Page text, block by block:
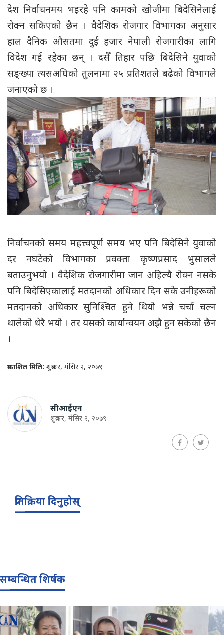
देश निर्वाचनमय भइरहे पनि कामको खोजीमा बिदेसिनेलाई
रोक्न सकिएको छैन । वैदेशिक रोजगार विभागका अनुसार
हाल दैनिक औसतमा दुई हजार नेपाली रोजगारीका लागि
विदेश गई रहेका छन् । दसैँ तिहार पछि बिदेसिने युवाको
सङ्ख्या त्यसअघिको तुलनामा २५ प्रतिशतले बढेको विभागले
जनाएको छ ।
निर्वाचनको समय महत्त्वपूर्ण समय भए पनि बिदेसिने युवाको
दर नघटेको विभागका प्रवक्ता कृष्णप्रसाद भुसालले
बताउनुभयो । वैदेशिक रोजगारीमा जान अहिल्यै रोक्न नसके
पनि बिदेसिएकालाई मतदानको अधिकार दिन सके उनीहरूको
मतदानको अधिकार सुनिश्चित हुने थियो भन्ने चर्चा चल्न
थालेको धेरै भयो । तर यसको कार्यान्वयन अझै हुन सकेको छैन
।
प्रकाशित मिति: शुक्रबार, मंसिर २, २०७९
सीआईएन
शुक्रबार, मंसिर २, २०७९
प्रतिक्रिया दिनुहोस्
सम्बन्धित शिर्षक